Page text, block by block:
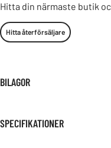
Hitta din närmaste butik
Hitta återförsäljare
BILAGOR
SPECIFIKATIONER